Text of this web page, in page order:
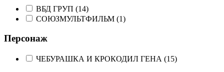
ВБД ГРУП (14)
СОЮЗМУЛЬТФИЛЬМ (1)
Персонаж
ЧЕБУРАШКА И КРОКОДИЛ ГЕНА (15)